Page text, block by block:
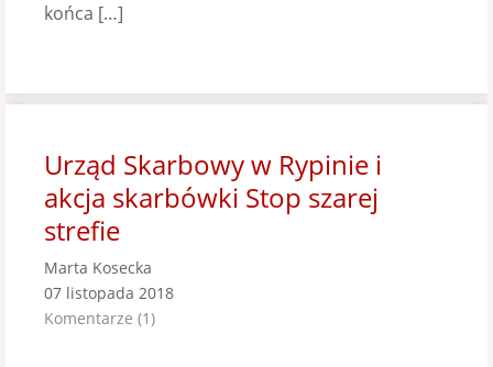
końca […]
Urząd Skarbowy w Rypinie i
akcja skarbówki Stop szarej
strefie
Marta Kosecka
07 listopada 2018
Komentarze (1)